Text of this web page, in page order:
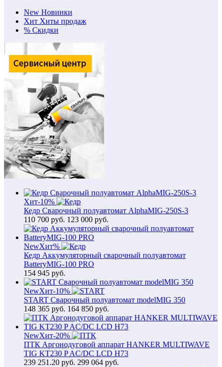
New Новинки
Хит Хиты продаж
% Скидки
Хит-10%
Кедр Сварочный полуавтомат AlphaMIG-250S-3
110 700 руб. 123 000 руб.
NewХит%
Кедр Аккумуляторный сварочный полуавтомат
BatteryMIG-100 PRO
154 945 руб.
NewХит-10%
START Сварочный полуавтомат modelMIG 350
148 365 руб. 164 850 руб.
NewХит-20%
ПТК Аргонодуговой аппарат HANKER MULTIWAVE
TIG KT230 P AC/DC LCD H73
239 251.20 руб. 299 064 руб.